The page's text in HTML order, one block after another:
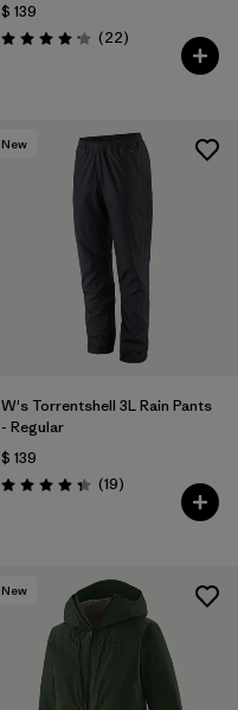
$ 139
Valoración: 4.2 / 5
(22Comentarios
)
New
W's Torrentshell 3L Rain Pants
- Regular
$ 139
Valoración: 4.4 / 5
(19Comentarios
)
New